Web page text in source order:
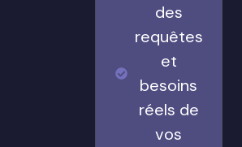
des
requêtes
et
besoins
réels de
vos